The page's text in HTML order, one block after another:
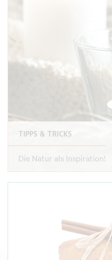
TIPPS & TRICKS
Die Natur als Inspiration!